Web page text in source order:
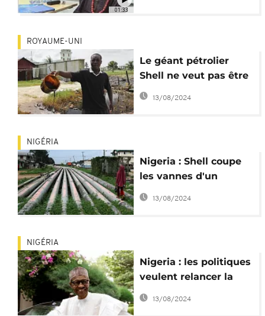
01:33
ROYAUME-UNI
Le géant pétrolier
Shell ne veut pas être
jugé à Londres pour
pollution au Nigeria
13/08/2024
NIGÉRIA
Nigeria : Shell coupe
les vannes d'un
oléoduc ''vital'' dans le
Delta
13/08/2024
NIGÉRIA
Nigeria : les politiques
veulent relancer la
production pétrolière
dans le Delta
13/08/2024